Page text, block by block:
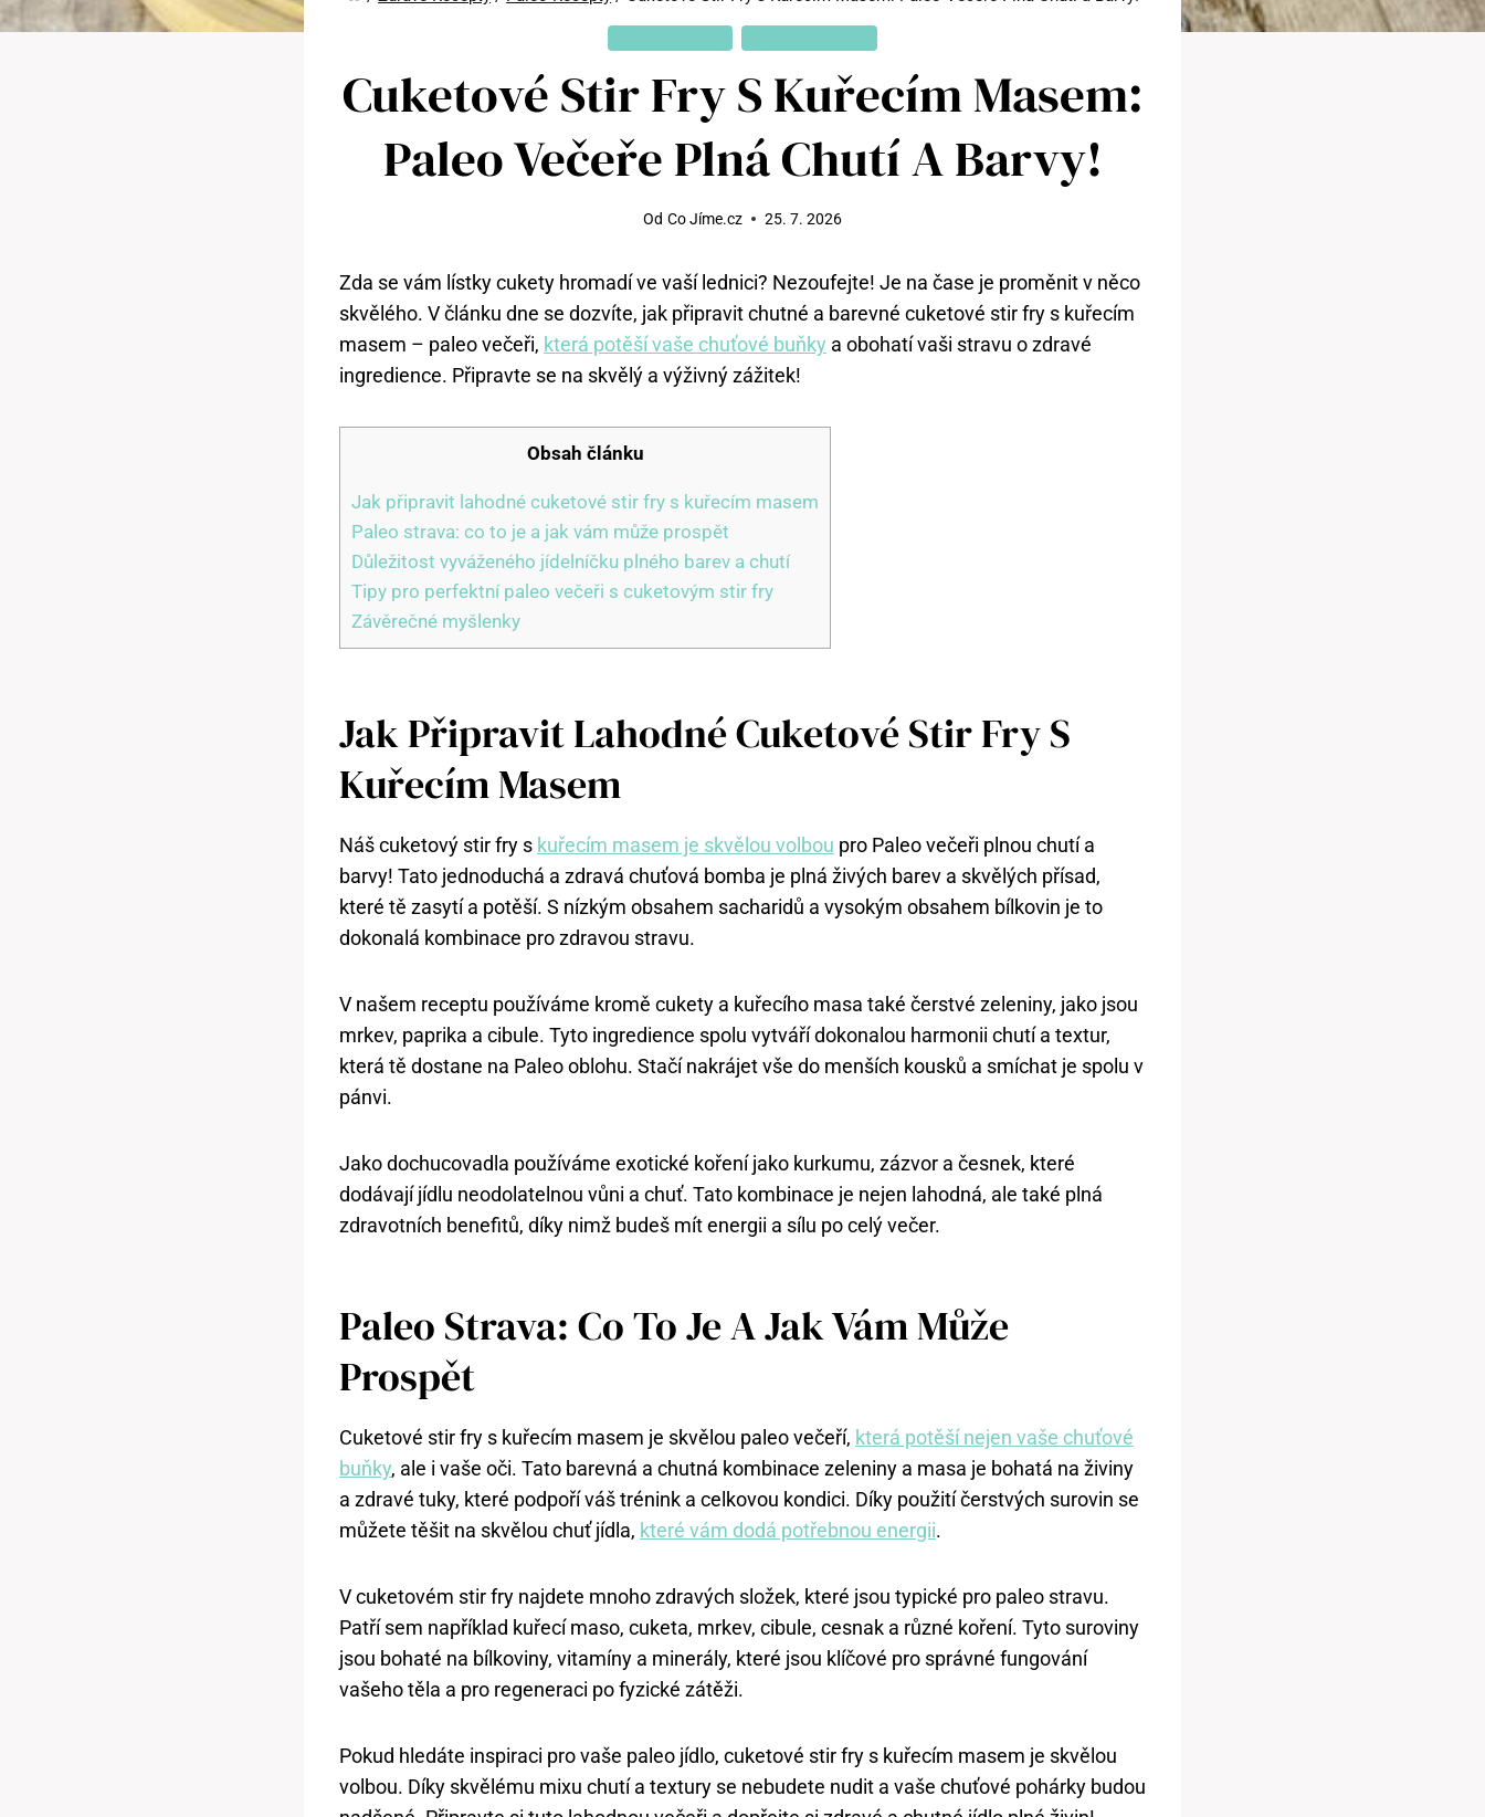
Cuketové Stir Fry S Kuřecím Masem:
Paleo Večeře Plná Chutí A Barvy!
Od Co Jíme.cz 25. 7. 2026
Zda se vám lístky cukety hromadí ve vaší lednici? Nezoufejte! Je na čase je proměnit v něco
skvělého. V článku dne se dozvíte, jak připravit chutné a barevné cuketové stir fry s kuřecím
masem – paleo večeři, která potěší vaše chuťové buňky a obohatí vaši stravu o zdravé
ingredience. Připravte se na skvělý a výživný zážitek!
Obsah článku
Jak připravit lahodné cuketové stir fry s kuřecím masem
Paleo strava: co to je a jak vám může prospět
Důležitost vyváženého jídelníčku plného barev a chutí
Tipy pro perfektní paleo večeři s cuketovým stir fry
Závěrečné myšlenky
Jak Připravit Lahodné Cuketové Stir Fry S
Kuřecím Masem
Náš cuketový stir fry s kuřecím masem je skvělou volbou pro Paleo večeři plnou chutí a
barvy! Tato jednoduchá a zdravá chuťová bomba je plná živých barev a skvělých přísad,
které tě zasytí a potěší. S nízkým obsahem sacharidů a vysokým obsahem bílkovin je to
dokonalá kombinace pro zdravou stravu.
V našem receptu používáme kromě cukety a kuřecího masa také čerstvé zeleniny, jako jsou
mrkev, paprika a cibule. Tyto ingredience spolu vytváří dokonalou harmonii chutí a textur,
která tě dostane na Paleo oblohu. Stačí nakrájet vše do menších kousků a smíchat je spolu v
pánvi.
Jako dochucovadla používáme exotické koření jako kurkumu, zázvor a česnek, které
dodávají jídlu neodolatelnou vůni a chuť. Tato kombinace je nejen lahodná, ale také plná
zdravotních benefitů, díky nimž budeš mít energii a sílu po celý večer.
Paleo Strava: Co To Je A Jak Vám Může
Prospět
Cuketové stir fry s kuřecím masem je skvělou paleo večeří, která potěší nejen vaše chuťové
buňky, ale i vaše oči. Tato barevná a chutná kombinace zeleniny a masa je bohatá na živiny
a zdravé tuky, které podpoří váš trénink a celkovou kondici. Díky použití čerstvých surovin se
můžete těšit na skvělou chuť jídla, které vám dodá potřebnou energii.
V cuketovém stir fry najdete mnoho zdravých složek, které jsou typické pro paleo stravu.
Patří sem například kuřecí maso, cuketa, mrkev, cibule, cesnak a různé koření. Tyto suroviny
jsou bohaté na bílkoviny, vitamíny a minerály, které jsou klíčové pro správné fungování
vašeho těla a pro regeneraci po fyzické zátěži.
Pokud hledáte inspiraci pro vaše paleo jídlo, cuketové stir fry s kuřecím masem je skvělou
volbou. Díky skvělému mixu chutí a textury se nebudete nudit a vaše chuťové pohárky budou